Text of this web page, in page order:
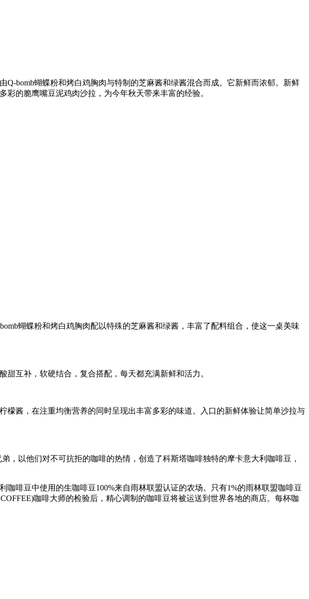
bomb蝴蝶粉和烤白鸡胸肉与特制的芝麻酱和绿酱混合而成。它新鲜而浓郁。新鲜
的脆鹰嘴豆泥鸡肉沙拉，为今年秋天带来丰富的经验。
蝴蝶粉和烤白鸡胸肉配以特殊的芝麻酱和绿酱，丰富了配料组合，使这一桌美味
互补，软硬结合，复合搭配，每天都充满新鲜和活力。
酱，在注重均衡营养的同时呈现出丰富多彩的味道。入口的新鲜体验让简单沙拉与
，以他们对不可抗拒的咖啡的热情，创造了科斯塔咖啡独特的摩卡意大利咖啡豆，
啡豆中使用的生咖啡豆100%来自雨林联盟认证的农场。只有1%的雨林联盟咖啡豆
咖啡大师的检验后，精心调制的咖啡豆将被运送到世界各地的商店。每杯咖